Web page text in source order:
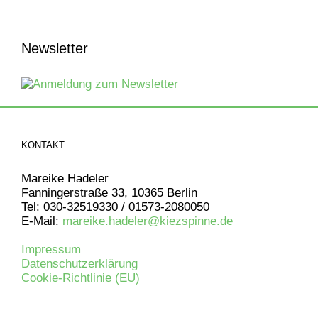
Newsletter
KONTAKT
Mareike Hadeler
Fanningerstraße 33, 10365 Berlin
Tel: 030-32519330 / 01573-2080050
E-Mail: mareike.hadeler@kiezspinne.de
Impressum
Datenschutzerklärung
Cookie-Richtlinie (EU)